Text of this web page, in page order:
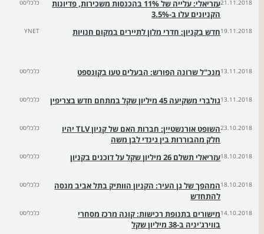
21.11.2018
עזריאלי: עלייה של 11% בהכנסות משכירות, פדיונות
הקניונים עלו ב-3.5%
כלכליסט
19.11.2018חדש בקניון: חדרי מלון לתיירים במקום חנויות YNET
13.11.2018מנכ"ל שרונה הפורש: הבעלים טעו בקונספט כלכליסט
13.11.2018גולברי משקיעה 45 מיליון שקל במתחם חדש בצריפין כלכליסט
23.10.2018
השופט אורנשטיין: חברות האם של קניון TLV יהיו
חלק מהבוררות בין גינדי לבן משה
כלכליסט
18.10.2018עזריאלי תשלם 26 מיליון שקל על דוכנים בקניון כלכליסט
18.10.2018המהפך של גן העיר: הקניון הוותיק בתל אביב מנסה
להתחדש
כלכליסט
14.10.2018מישורים בתנופת רכישות: קונה מרכז מסחרי
בווירג'יניה ב-38 מיליון שקל
כלכליסט